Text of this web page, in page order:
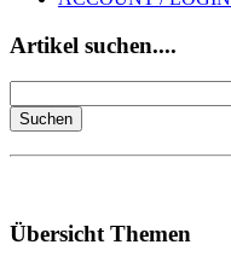
Artikel suchen....
Übersicht Themen